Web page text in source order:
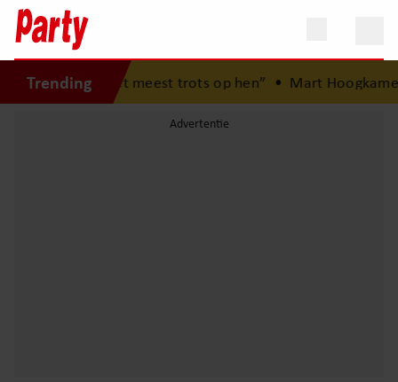
Trending
“Ik ben het meest trots op hen”•Mart Hoogkamer